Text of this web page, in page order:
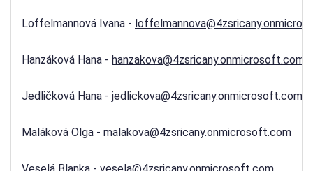
Loffelmannová Ivana -
Hanzáková Hana - hanzakova@4zsricany.onmicrosoft.com
Jedličková Hana - jedlickova@4zsricany.onmicrosoft.com
Maláková Olga - malakova@4zsricany.onmicrosoft.com